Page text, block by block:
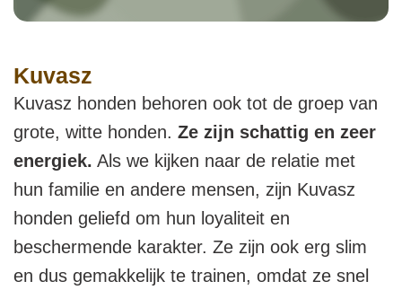
Kuvasz
Kuvasz honden behoren ook tot de groep van
grote, witte honden. Ze zijn schattig en zeer
energiek. Als we kijken naar de relatie met
hun familie en andere mensen, zijn Kuvasz
honden geliefd om hun loyaliteit en
beschermende karakter. Ze zijn ook erg slim
en dus gemakkelijk te trainen, omdat ze snel